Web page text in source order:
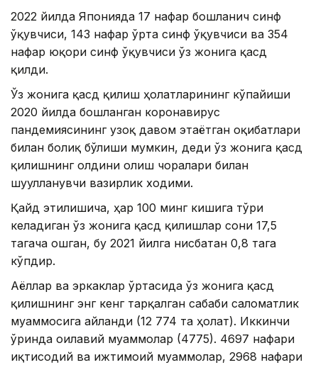
2022 йилда Японияда 17 нафар бошланғич синф
ўқувчиси, 143 нафар ўрта синф ўқувчиси ва 354
нафар юқори синф ўқувчиси ўз жонига қасд
қилди.
Ўз жонига қасд қилиш ҳолатларининг кўпайиши
2020 йилда бошланган коронавирус
пандемиясининг узоқ давом этаётган оқибатлари
билан боғлиқ бўлиши мумкин, деди ўз жонига қасд
қилишнинг олдини олиш чоралари билан
шуғулланувчи вазирлик ходими.
Қайд этилишича, ҳар 100 минг кишига тўғри
келадиган ўз жонига қасд қилишлар сони 17,5
тагача ошган, бу 2021 йилга нисбатан 0,8 тага
кўпдир.
Аёллар ва эркаклар ўртасида ўз жонига қасд
қилишнинг энг кенг тарқалган сабаби саломатлик
муаммосига айланди (12 774 та ҳолат). Иккинчи
ўринда оилавий муаммолар (4775). 4697 нафари
иқтисодий ва ижтимоий муаммолар, 2968 нафари